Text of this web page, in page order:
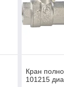
Кран
101215